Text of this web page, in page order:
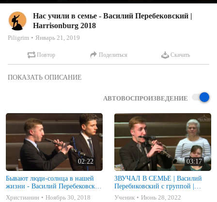
Нас учили в семье - Василий Перебековский |
Harrisonburg 2018
Piligrim Январь 21, 2019
Повтор Поделиться Скачать
Харрисонбург Конференция, ноябрь 2018 "Свобода в  Истине"
АВТОВОСПРОИЗВЕДЕНИЕ
02:22
Бывают люди-солнца в нашей
жизни - Василий Перебековский
| Harrisonburg 2018
Христианин Ноябрь 30, 2018
03:17
ЗВУЧАЛ В СЕМЬЕ | Василий
Перебиковский с группой |
Молодежное общение 2018
Ученик Июнь 28, 2022